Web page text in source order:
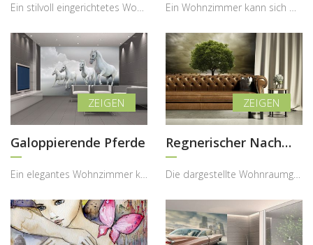
Ein stilvoll eingerichtetes Wohnzimmer kann durch ein naturinspiriertes Motiv zu einer echten Oas... Ein Wohnzimmer kann sich mit der richtigen Wandgestaltung in einen ruhigen Rückzugsort verwandeln...
Galoppierende Pferde Regnerischer Nachmittag